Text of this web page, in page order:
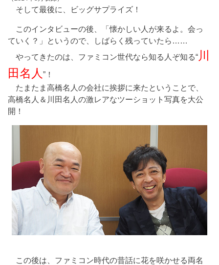
そして最後に、ビッグサプライズ！
このインタビューの後、「懐かしい人が来るよ。会っ
ていく？」というので、しばらく残っていたら……
やってきたのは、ファミコン世代なら知る人ぞ知る“ 川
田名人”！
たまたま高橋名人の会社に挨拶に来たということで、
高橋名人＆川田名人の激レアなツーショット写真を大公
開！
この後は、ファミコン時代の昔話に花を咲かせる両名